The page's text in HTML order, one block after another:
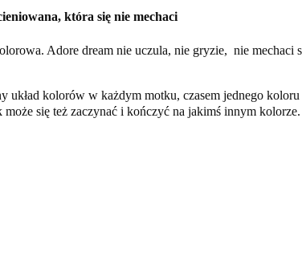
która się nie mechaci
Adore dream nie uczula, nie gryzie, nie mechaci
układ kolorów w każdym motku, czasem jednego
się też zaczynać i kończyć na jakimś innym kolorze.